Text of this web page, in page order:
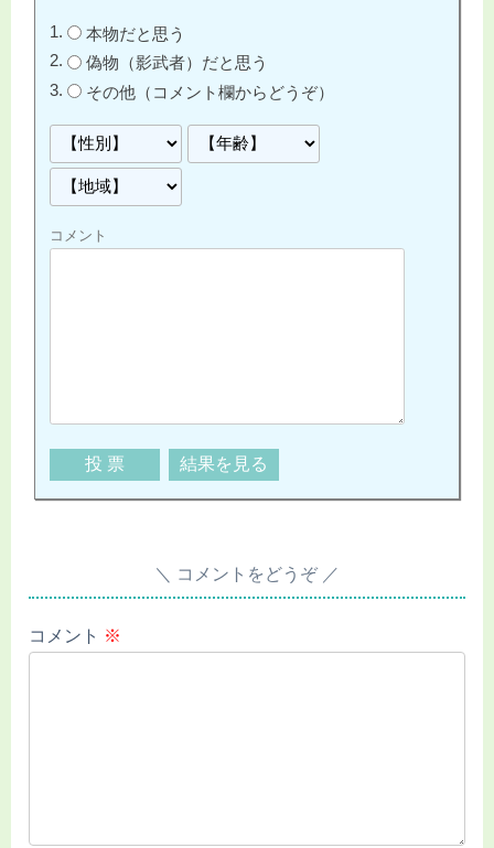
本物だと思う
偽物（影武者）だと思う
その他（コメント欄からどうぞ）
コメント
コメントをどうぞ
コメント ※